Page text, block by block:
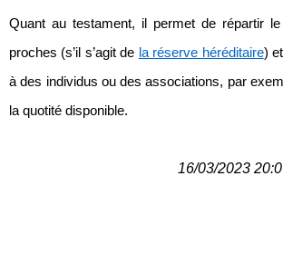
Quant au testament, il permet de répartir
proches (s’il s’agit de la réserve héréditaire)
à des individus ou des associations, par
la quotité disponible.
16/03/2023